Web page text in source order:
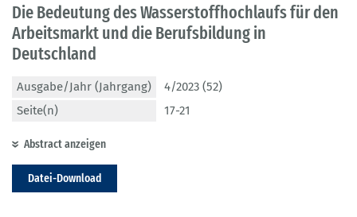
Die Bedeutung des Wasserstoffhochlaufs für den
Arbeitsmarkt und die Berufsbildung in
Deutschland
Ausgabe/Jahr (Jahrgang)
4/2023 (52)
Seite(n)
17-21
Abstract anzeigen
Datei-Download